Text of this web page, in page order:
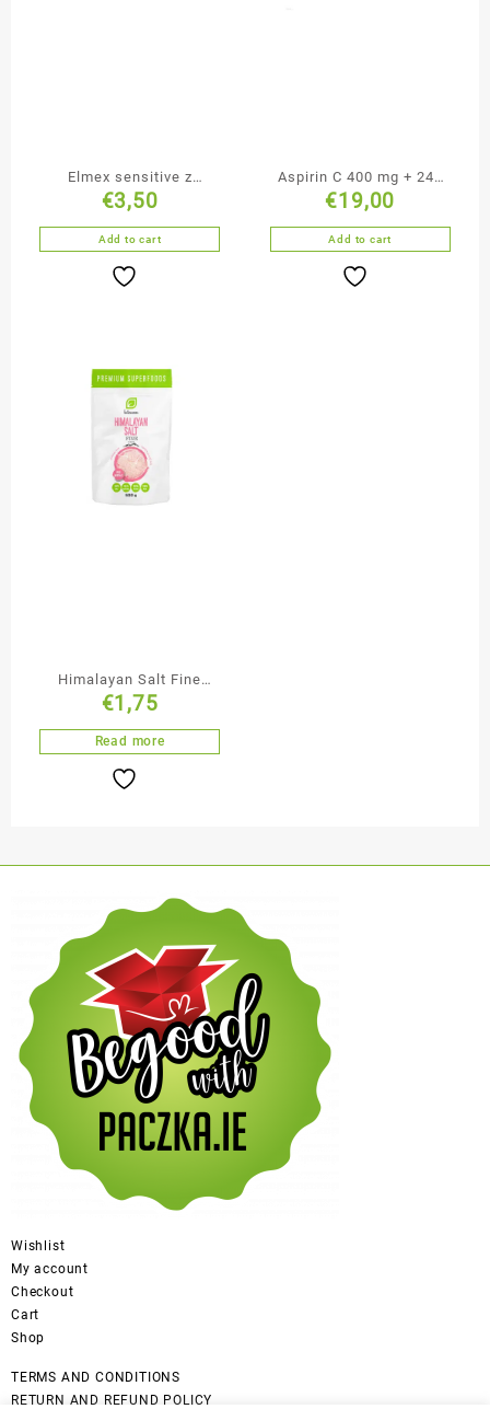
Elmex sensitive z
aminofluorkiem pasta do
zębów 75 ml
€3,50
Add to cart
Aspirin C 400 mg + 240
mg 20 tabletek
musujących
€19,00
Add to cart
Himalayan Salt Fine
Iodised 500g
€1,75
Read more
Wishlist
My account
Checkout
Cart
Shop
TERMS AND CONDITIONS
RETURN AND REFUND POLICY